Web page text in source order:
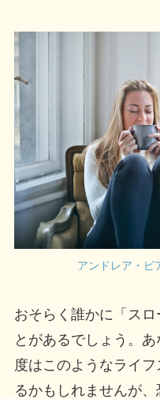
アンドレア・ピ
おそらく誰かに「ス
とがあるでしょう。
度はこのようなライ
るかもしれませんが